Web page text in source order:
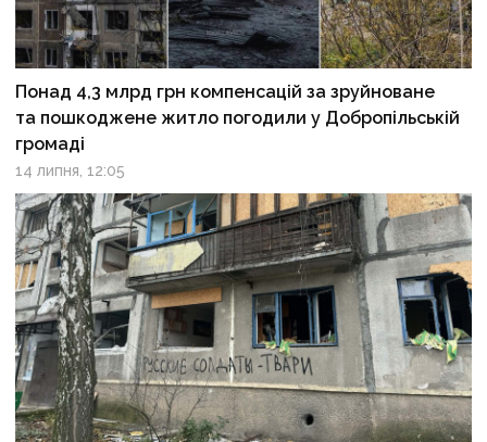
Понад 4,3 млрд грн компенсацій за зруйноване
та пошкоджене житло погодили у Добропільській
громаді
14 липня, 12:05